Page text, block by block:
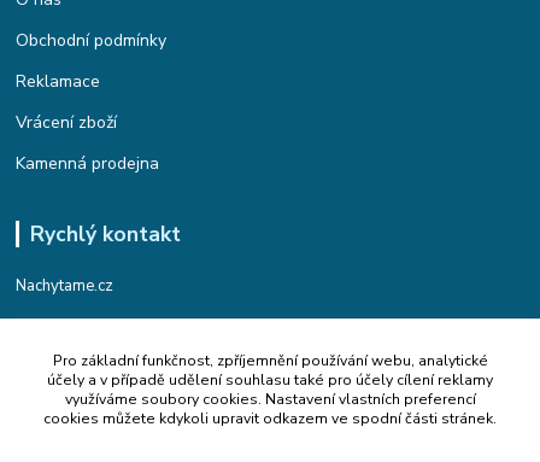
Obchodní podmínky
Reklamace
Vrácení zboží
Kamenná prodejna
Rychlý kontakt
Nachytame.cz
Telefon : +420 774 912 435
(Po-Pá, 9:00-17:00 hod.)
Email : info@nachytame.cz
Pro základní funkčnost, zpříjemnění používání webu, analytické
účely a v případě udělení souhlasu také pro účely cílení reklamy
využíváme soubory cookies. Nastavení vlastních preferencí
cookies můžete kdykoli upravit odkazem ve spodní části stránek.